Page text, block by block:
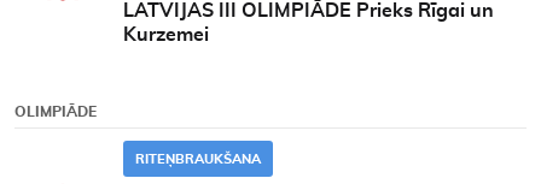
LATVIJAS III OLIMPIĀDE Prieks Rīgai un
Kurzemei
OLIMPIĀDE
RITEŅBRAUKŠANA